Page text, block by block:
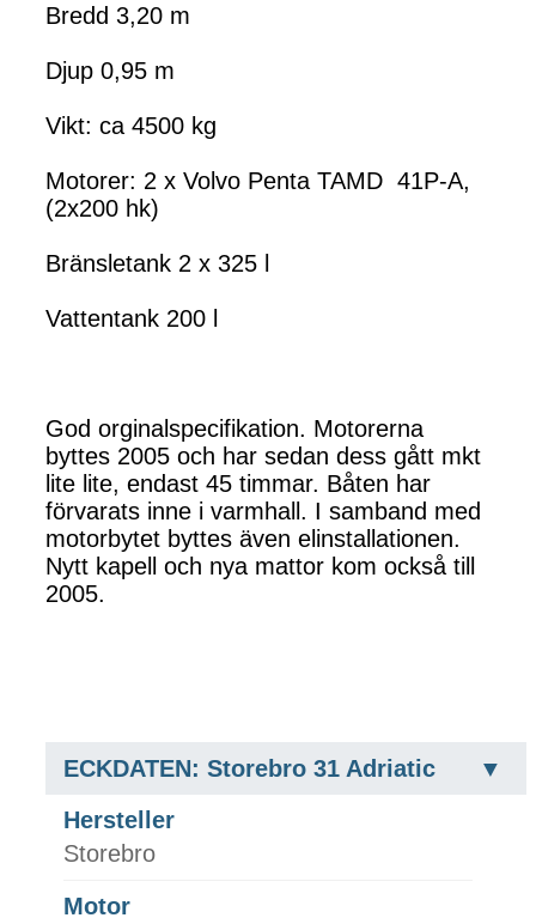
Bredd 3,20 m
Djup 0,95 m
Vikt: ca 4500 kg
Motorer: 2 x Volvo Penta TAMD 41P-A,
(2x200 hk)
Bränsletank 2 x 325 l
Vattentank 200 l
God orginalspecifikation. Motorerna
byttes 2005 och har sedan dess gått mkt
lite lite, endast 45 timmar. Båten har
förvarats inne i varmhall. I samband med
motorbytet byttes även elinstallationen.
Nytt kapell och nya mattor kom också till
2005.
ECKDATEN: Storebro 31 Adriatic
Hersteller
Storebro
Motor